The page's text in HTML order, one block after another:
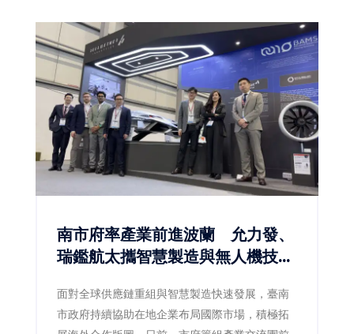
展，透過「好生活、好關係、好風格」三大主
軸，將嘉義的生活哲學、人文底蘊與創意設計完
整呈現，向全國分享屬於嘉義的城市文化，也展
現地方品牌邁向文化經濟的新實力。
南市府率產業前進波蘭 允力發、
瑞鑑航太攜智慧製造與無人機技術
面對全球供應鏈重組與智慧製造快速發展，臺南
市政府持續協助在地企業布局國際市場，積極拓